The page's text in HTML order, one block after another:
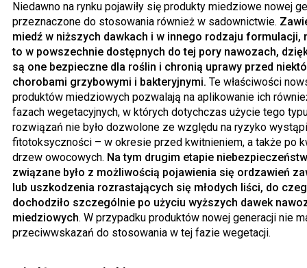
Niedawno na rynku pojawiły się produkty miedziowe nowej
przeznaczone do stosowania również w sadownictwie.
miedź w niższych dawkach i w innego rodzaju formulacji,
to w powszechnie dostępnych do tej pory nawozach,
są one bezpieczne dla roślin i chronią uprawy przed
chorobami grzybowymi i bakteryjnymi. Te właściwości
produktów miedziowych pozwalają na aplikowanie ich
fazach wegetacyjnych, w których dotychczas użycie tego
rozwiązań nie było dozwolone ze względu na ryzyko
fitotoksyczności – w okresie przed kwitnieniem, a także po
drzew owocowych. Na tym drugim etapie
związane było z możliwością pojawienia się ordzawień
lub uszkodzenia rozrastających się młodych liści, do
dochodziło szczególnie po użyciu wyższych dawek
miedziowych. W przypadku produktów nowej generacji nie
przeciwwskazań do stosowania w tej fazie wegetacji.